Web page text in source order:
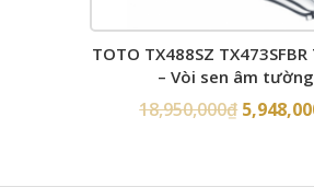
TOTO TX488SZ TX473SFBR
– Vòi sen âm tường
18,950,000₫